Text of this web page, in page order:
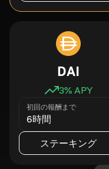
DAI
3% APY
初回の報酬まで
6時間
ステーキング